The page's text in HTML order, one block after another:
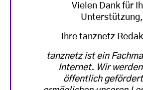
Vielen Dank für
Unterstützung,
Ihre tanznetz
tanznetz ist ein
Internet. Wir
öffentlich